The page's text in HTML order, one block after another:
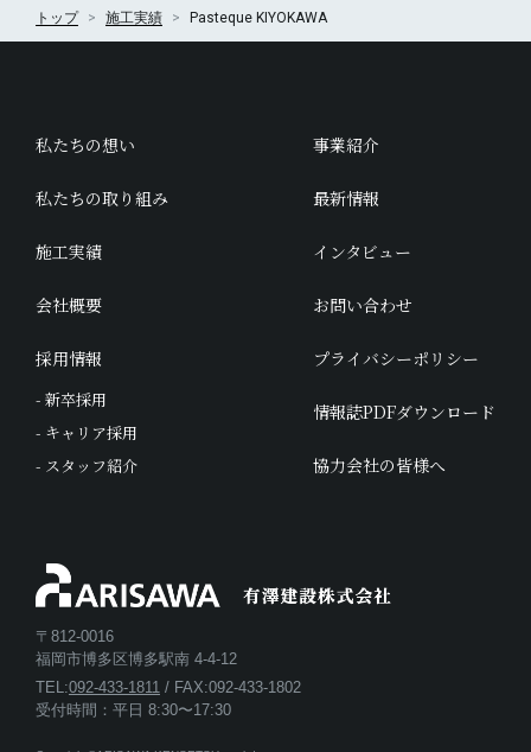
トップ 施工実績 Pasteque KIYOKAWA
私たちの想い
私たちの取り組み
施工実績
会社概要
採用情報
- 新卒採用
- キャリア採用
- スタッフ紹介
事業紹介
最新情報
インタビュー
お問い合わせ
プライバシーポリシー
情報誌PDFダウンロード
協力会社の皆様へ
〒812-0016
福岡市博多区博多駅南 4-4-12
TEL:092-433-1811 / FAX:092-433-1802
受付時間：平日 8:30〜17:30